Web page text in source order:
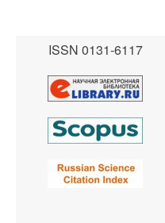
ISSN 0131-6117